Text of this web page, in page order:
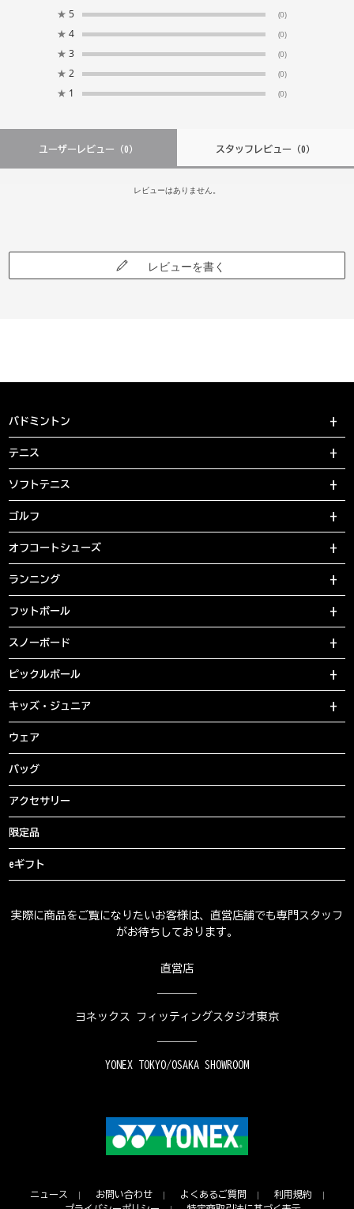
★ 5 (0)
★ 4 (0)
★ 3 (0)
★ 2 (0)
★ 1 (0)
ユーザーレビュー （0） スタッフレビュー（0）
レビューはありません。
レビューを書く
バドミントン
テニス
ソフトテニス
ゴルフ
オフコートシューズ
ランニング
フットボール
スノーボード
ピックルボール
キッズ・ジュニア
ウェア
バッグ
アクセサリー
限定品
eギフト
実際に商品をご覧になりたいお客様は、直営店舗でも専門スタッフ
がお待ちしております。
直営店
ヨネックス フィッティングスタジオ東京
YONEX TOKYO/OSAKA SHOWROOM
ニュース お問い合わせ よくあるご質問
利用規約